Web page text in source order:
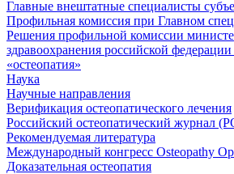
Главные внештатные специалисты
Профильная комиссия при Главном
Решения профильной комиссии
здравоохранения российской
«остеопатия»
Наука
Научные направления
Верификация остеопатического лечения
Российский остеопатический журнал
Рекомендуемая литература
Международный конгресс Osteopathy
Доказательная остеопатия